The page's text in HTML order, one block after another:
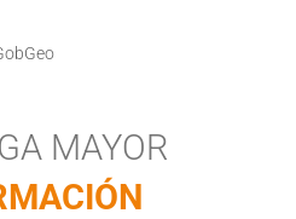
MAYOR